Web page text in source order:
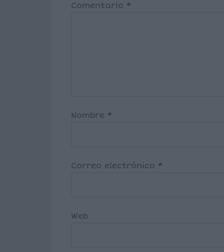
Comentario *
Nombre *
Correo electrónico *
Web